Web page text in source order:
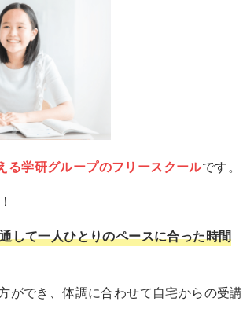
る学研グループのフリースクールです。
して一人ひとりのペースに合った時間
ができ、体調に合わせて自宅からの受講